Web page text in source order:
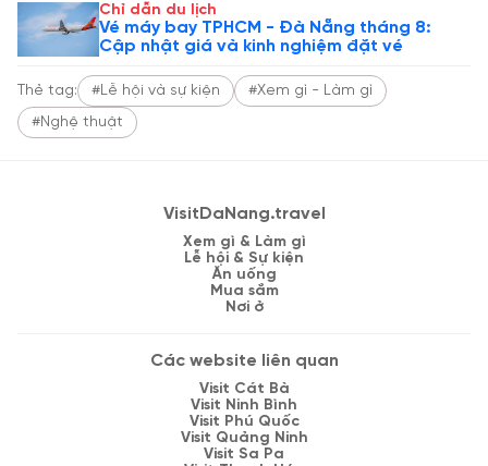
Chỉ dẫn du lịch
Vé máy bay TPHCM - Đà Nẵng tháng 8:
Cập nhật giá và kinh nghiệm đặt vé
Thẻ tag: #Lễ hội và sự kiện
#Xem gì - Làm gì
#Nghệ thuật
VisitDaNang.travel
Xem gì & Làm gì
Lễ hội & Sự kiện
Ăn uống
Mua sắm
Nơi ở
Các website liên quan
Visit Cát Bà
Visit Ninh Bình
Visit Phú Quốc
Visit Quảng Ninh
Visit Sa Pa